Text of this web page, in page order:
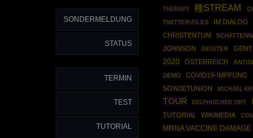
SONDERMELDUNG
STATUS
TERMIN
TEST
TUTORIAL
THERAPY
種STREAM
TWITTER-FILES IM DIALOG
CHRISTENTUM
JOHNSON
GEISTER
2020
ÖSTERREICH
DEMO COVID19-IMPFUNG
SOWJETUNION MICHAEL
TOUR
DELPHISCHER ORT
TUTORIAL
WIKIMEDIA
MRNA VACCINE DAMAGE